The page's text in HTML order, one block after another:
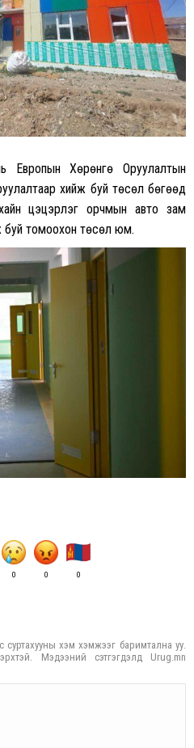
Европын Хөрөнгө Оруулалтын
хийж буй төсөл бөгөөд
цэцэрлэг орчмын авто зам
буй томоохон төсөл юм.
0 0 0
суртахууны хэм хэмжээг баримтална уу.
Мэдээний сэтгэгдэлд Urug.mn